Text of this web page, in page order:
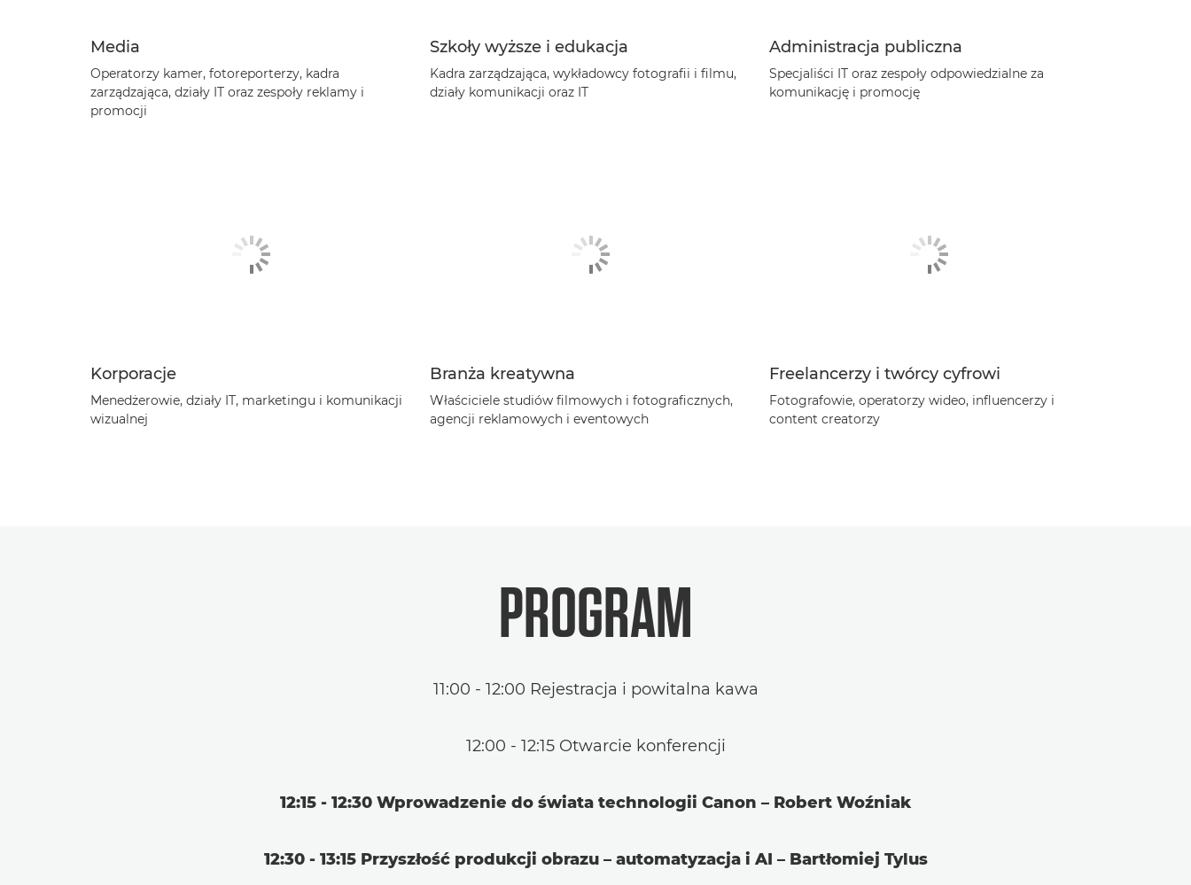
Media
Operatorzy kamer, fotoreporterzy, kadra
zarządzająca, działy IT oraz zespoły reklamy i
promocji
Szkoły wyższe i edukacja
Kadra zarządzająca, wykładowcy fotografii i filmu,
działy komunikacji oraz IT
Administracja publiczna
Specjaliści IT oraz zespoły odpowiedzialne za
komunikację i promocję
Korporacje
Menedżerowie, działy IT, marketingu i komunikacji
wizualnej
Branża kreatywna
Właściciele studiów filmowych i fotograficznych,
agencji reklamowych i eventowych
Freelancerzy i twórcy cyfrowi
Fotografowie, operatorzy wideo, influencerzy i
content creatorzy
PROGRAM
11:00 - 12:00 Rejestracja i powitalna kawa
12:00 - 12:15 Otwarcie konferencji
12:15 - 12:30 Wprowadzenie do świata technologii Canon – Robert Woźniak
12:30 - 13:15 Przyszłość produkcji obrazu – automatyzacja i AI – Bartłomiej Tylus